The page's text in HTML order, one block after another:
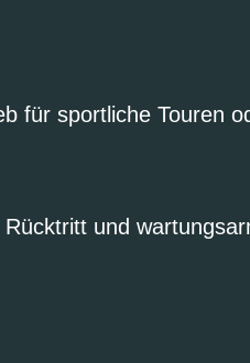
für sportliche Touren
und